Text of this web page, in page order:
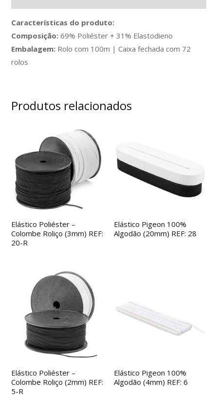
Características do produto:
Composição: 69% Poliéster + 31% Elastodieno
Embalagem: Rolo com 100m | Caixa fechada com 72
rolos
Produtos relacionados
Elástico Poliéster –
Colombe Roliço (3mm) REF:
20-R
Elástico Pigeon 100%
Algodão (20mm) REF: 28
Elástico Poliéster –
Colombe Roliço (2mm) REF:
5-R
Elástico Pigeon 100%
Algodão (4mm) REF: 6